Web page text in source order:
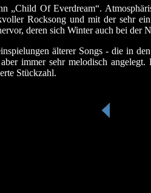
„Child Of Everdream“.
Rocksong und mit der sehr
deren sich Winter auch bei der
älterer Songs - die in
immer sehr melodisch
Stückzahl.